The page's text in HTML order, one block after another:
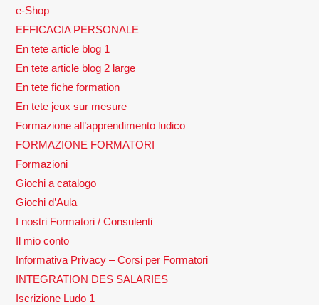
e-Shop
EFFICACIA PERSONALE
En tete article blog 1
En tete article blog 2 large
En tete fiche formation
En tete jeux sur mesure
Formazione all’apprendimento ludico
FORMAZIONE FORMATORI
Formazioni
Giochi a catalogo
Giochi d’Aula
I nostri Formatori / Consulenti
Il mio conto
Informativa Privacy – Corsi per Formatori
INTEGRATION DES SALARIES
Iscrizione Ludo 1